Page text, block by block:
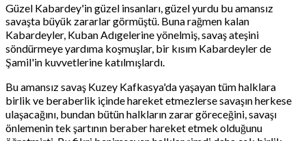
Güzel Kabardey'in güzel insanları, güzel yurdu bu amansız
savaşta büyük zararlar görmüştü. Buna rağmen kalan
Kabardeyler, Kuban Adıgelerine yönelmiş, savaş ateşini
söndürmeye yardıma koşmuşlar, bir kısım Kabardeyler de
Şamil'in kuvvetlerine katılmışlardı.
Bu amansız savaş Kuzey Kafkasya'da yaşayan tüm halklara
birlik ve beraberlik içinde hareket etmezlerse savaşın herkese
ulaşacağını, bundan bütün halkların zarar göreceğini, savaşı
önlemenin tek şartının beraber hareket etmek olduğunu